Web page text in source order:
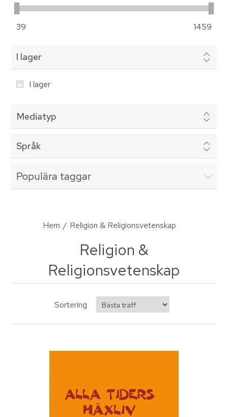
39 1459
I lager
I lager
Mediatyp
Språk
Populära taggar
Hem / Religion & Religionsvetenskap
Religion &
Religionsvetenskap
Sortering